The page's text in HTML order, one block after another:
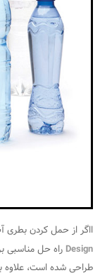
ااگر از حمل کردن بطری
Design راه حل مناسبی
طراحی شده است، علاوه